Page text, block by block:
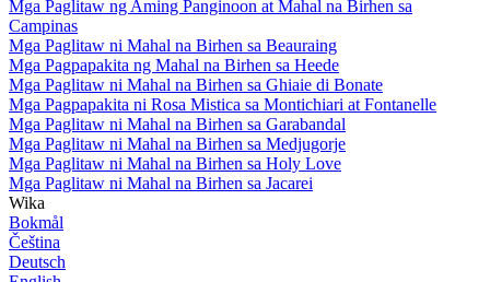
Mga Paglitaw ng Aming Panginoon at Mahal na Birhen sa
Campinas
Mga Paglitaw ni Mahal na Birhen sa Beauraing
Mga Pagpapakita ng Mahal na Birhen sa Heede
Mga Paglitaw ni Mahal na Birhen sa Ghiaie di Bonate
Mga Pagpapakita ni Rosa Mistica sa Montichiari at Fontanelle
Mga Paglitaw ni Mahal na Birhen sa Garabandal
Mga Paglitaw ni Mahal na Birhen sa Medjugorje
Mga Paglitaw ni Mahal na Birhen sa Holy Love
Mga Paglitaw ni Mahal na Birhen sa Jacarei
Wika
Bokmål
Čeština
Deutsch